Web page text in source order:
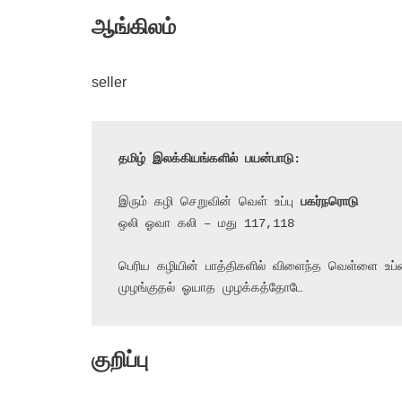
ஆங்கிலம்
seller
தமிழ் இலக்கியங்களில் பயன்பாடு:
இரும் கழி செறுவின் வெள் உப்பு பகர்நரொடு
ஒலி ஓவா கலி – மது 117,118
பெரிய கழியின் பாத்திகளில் விளைந்த வெள்ளை
முழங்குதல் ஓயாத முழக்கத்தோடே
குறிப்பு